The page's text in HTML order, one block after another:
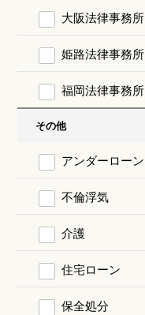
大阪法律事務所
姫路法律事務所
福岡法律事務所
その他
アンダーローン
不倫浮気
介護
住宅ローン
保全処分